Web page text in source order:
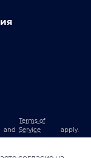
and
Terms of
Service
apply.